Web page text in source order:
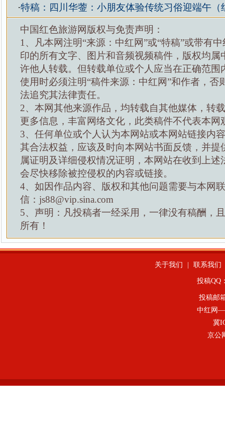
·特稿：四川华蓥：小朋友体验传统习俗迎端午（
中国红色旅游网版权与免责声明：
1、凡本网注明“来源：中红网”或“特稿”或带有
印的所有文字、图片和音频视频稿件，版权均属
许他人转载。但转载单位或个人应当在正确范围
使用时必须注明“稿件来源：中红网”和作者，否
法追究其法律责任。
2、本网其他来源作品，均转载自其他媒体，转
更多信息，丰富网络文化，此类稿件不代表本网
3、任何单位或个人认为本网站或本网站链接内
其合法权益，应该及时向本网站书面反馈，并提
属证明及详细侵权情况证明，本网站在收到上述
会尽快移除被控侵权的内容或链接。
4、如因作品内容、版权和其他问题需要与本网
信：js88@vip.sina.com
5、声明：凡投稿者一经采用，一律没有稿酬，
所有！
关于我们 联系我们
投稿QQ
投稿邮
中红网—
冀
京公